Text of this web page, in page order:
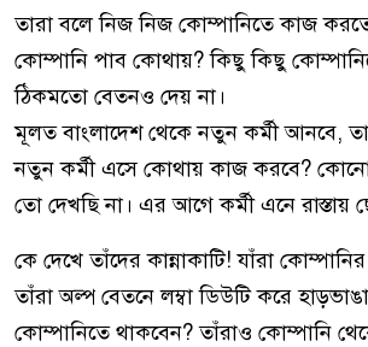
তারা বলে নিজ নিজ কোম্পানিতে কাজ
কোম্পানি পাব কোথায়? কিছু কিছু
ঠিকমতো বেতনও দেয় না।
মূলত বাংলাদেশ থেকে নতুন কর্মী আনবে,
নতুন কর্মী এসে কোথায় কাজ করবে?
তো দেখছি না। এর আগে কর্মী এনে রাস্তায়
কে দেখে তাঁদের কান্নাকাটি! যাঁরা
তাঁরা অল্প বেতনে লম্বা ডিউটি করে
কোম্পানিতে থাকবেন? তাঁরাও কোম্পানি